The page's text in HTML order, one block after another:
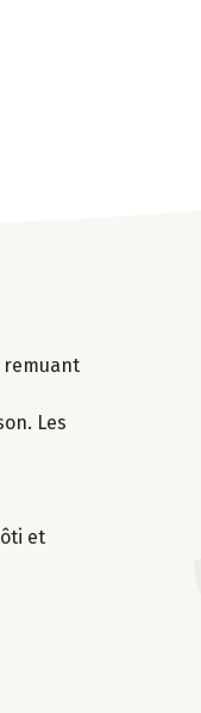
remuant
Les
et